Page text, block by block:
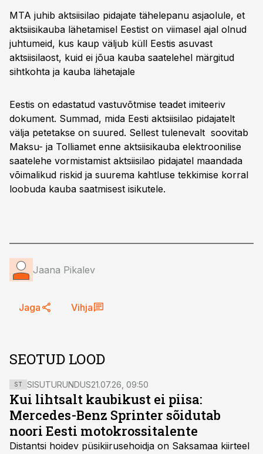
MTA juhib aktsiisilao pidajate tähelepanu asjaolule, et
aktsiisikauba lähetamisel Eestist on viimasel ajal olnud
juhtumeid, kus kaup väljub küll Eestis asuvast
aktsiisilaost, kuid ei jõua kauba saatelehel märgitud
sihtkohta ja kauba lähetajale
Eestis on edastatud vastuvõtmise teadet imiteeriv
dokument. Summad, mida Eesti aktsiisilao pidajatelt
välja petetakse on suured. Sellest tulenevalt soovitab
Maksu- ja Tolliamet enne aktsiisikauba elektroonilise
saatelehe vormistamist aktsiisilao pidajatel maandada
võimalikud riskid ja suurema kahtluse tekkimise korral
loobuda kauba saatmisest isikutele.
Jaana Pikalev
Jaga Vihja
SEOTUD LOOD
ST SISUTURUNDUS21.07.26, 09:50
Kui lihtsalt kaubikust ei piisa:
Mercedes-Benz Sprinter sõidutab
noori Eesti motokrossitalente
Distantsi hoidev püsikiirusehoidja on Saksamaa kiirteel